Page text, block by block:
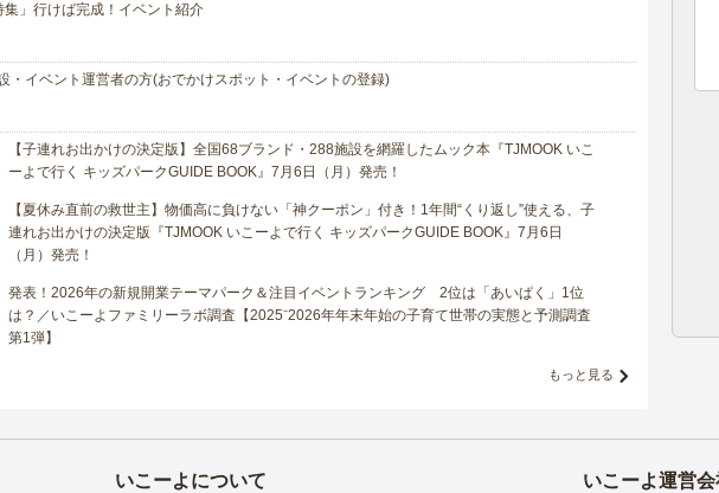
」行けば完成！イベント紹介
・イベント運営者の方(おでかけスポット・イベントの登録)
【子連れお出かけの決定版】全国68ブランド・288施設を網羅したムック本『TJMOOK いこ
ーよで行く キッズパークGUIDE BOOK』7月6日（月）発売！
【夏休み直前の救世主】物価高に負けない「神クーポン」付き！1年間“くり返し”使える、子
連れお出かけの決定版『TJMOOK いこーよで行く キッズパークGUIDE BOOK』7月6日
（月）発売！
発表！2026年の新規開業テーマパーク＆注目イベントランキング 2位は「あいぱく」1位
は？／いこーよファミリーラボ調査【2025⁻2026年年末年始の子育て世帯の実態と予測調査
第1弾】
もっと見る
いこーよについて いこーよ運営会